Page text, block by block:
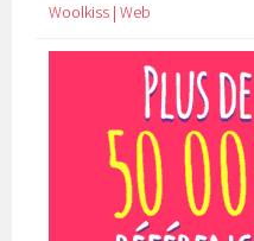
Woolkiss | Web